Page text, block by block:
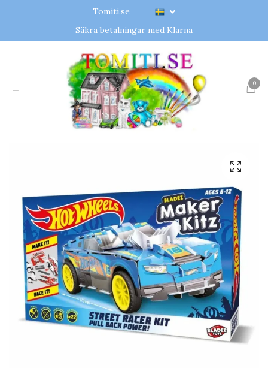
Tomiti.se
Säkra betalningar med Klarna
0